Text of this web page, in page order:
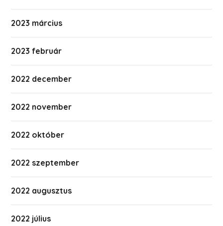
2023 március
2023 február
2022 december
2022 november
2022 október
2022 szeptember
2022 augusztus
2022 július